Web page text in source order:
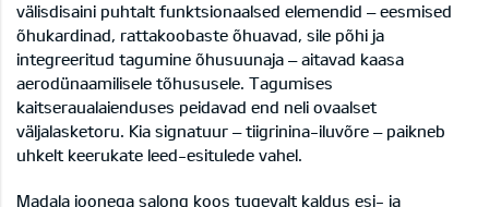
välisdisaini puhtalt funktsionaalsed elemendid – eesmised
õhukardinad, rattakoobaste õhuavad, sile põhi ja
integreeritud tagumine õhusuunaja – aitavad kaasa
aerodünaamilisele tõhususele. Tagumises
kaitseraualaienduses peidavad end neli ovaalset
väljalasketoru. Kia signatuur – tiigrinina-iluvõre – paikneb
uhkelt keerukate leed-esitulede vahel.
Madala joonega salong koos tugevalt kaldus esi- ja